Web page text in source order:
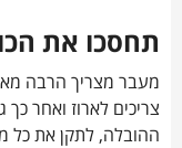
תחסכו את
מעבר מצריך הרבה
צריכים לארוז ואחר
ההובלה, לתקן את כל